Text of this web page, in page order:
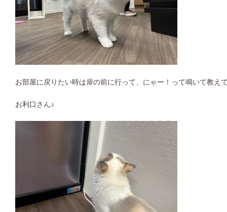
お部屋に戻りたい時は扉の前に行って、にゃー！って鳴いて教え
お利口さん♪